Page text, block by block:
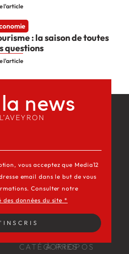
l'article
: la saison de toutes
questions
l'article
CATÉGORIES
À PROPOS
news​
vous acceptez que Media12
email dans le but de vous
Consulter notre
données du site *